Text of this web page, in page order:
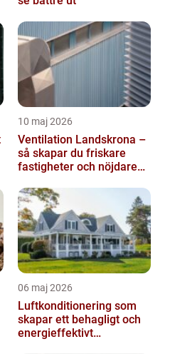
10 maj 2026
Ventilation Landskrona –
så skapar du friskare
fastigheter och nöjdare
06 maj 2026
Luftkonditionering som
skapar ett behagligt och
energieffektivt